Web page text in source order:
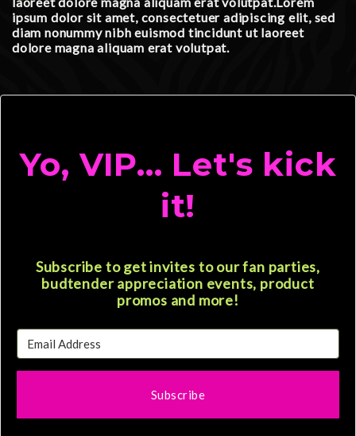
ipsum dolor sit amet, consectetuer adipiscing elit, sed
diam nonummy nibh euismod tincidunt ut laoreet
dolore magna aliquam erat volutpat.
Yo, VIP... Let's kick
it!
Subscribe to get invites to our fan parties,
budtender appreciation events, product
promos and more!
Subscribe